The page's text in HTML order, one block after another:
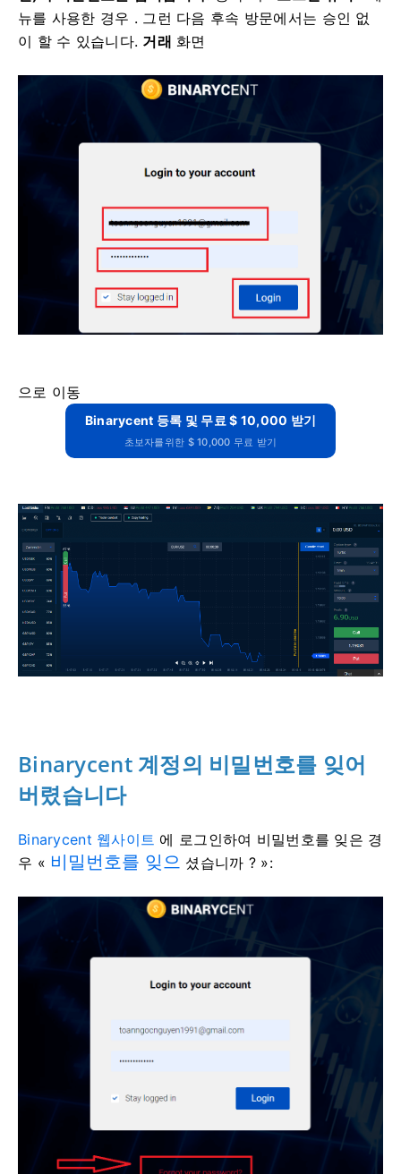
뉴를 사용한 경우 . 그런 다음 후속 방문에서는 승인 없
이 할 수 있습니다. 거래 화면
으로 이동
Binarycent 등록 및 무료 $ 10,000 받기
초보자를위한 $ 10,000 무료 받기
Binarycent 계정의 비밀번호를 잊어
버렸습니다
Binarycent 웹사이트 에 로그인하여 비밀번호를 잊은 경
우 « 비밀번호를 잊으 셨습니까 ? »: